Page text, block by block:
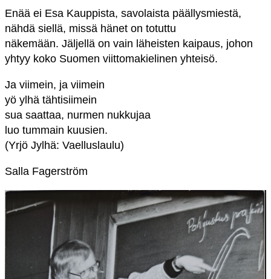
Enää ei Esa Kauppista, savolaista päällysmiestä,
nähdä siellä, missä hänet on totuttu
näkemään. Jäljellä on vain läheisten kaipaus, johon
yhtyy koko Suomen viittomakielinen yhteisö.
Ja viimein, ja viimein
yö ylhä tähtisiimein
sua saattaa, nurmen nukkujaa
luo tummain kuusien.
(Yrjö Jylhä: Vaelluslaulu)
Salla Fagerström